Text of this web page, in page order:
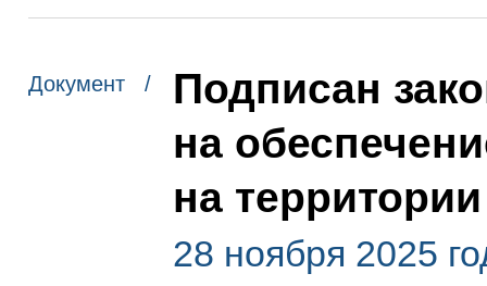
Документ /
Подписан
на
на
28 ноября 2025